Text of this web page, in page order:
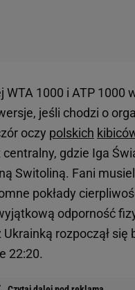
1000 i ATP 1000
jeśli chodzi o
oczy polskich
gdzie Iga
Switoliną. Fani
pokłady
odporność
Ukrainką rozpoczął się
22:20.